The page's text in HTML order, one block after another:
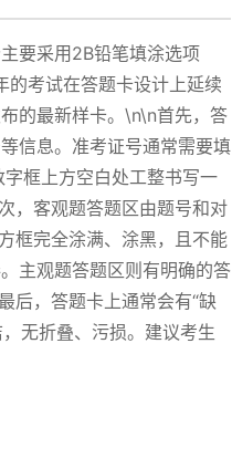
要采用2B铅笔填涂选项
考试在答题卡设计上延续
的最新样卡。\n\n首先，答
信息。准考证号通常需要填
框上方空白处工整书写一
，客观题答题区由题号和对
框完全涂满、涂黑，且不能
主观题答题区则有明确的答
后，答题卡上通常会有“缺
无折叠、污损。建议考生